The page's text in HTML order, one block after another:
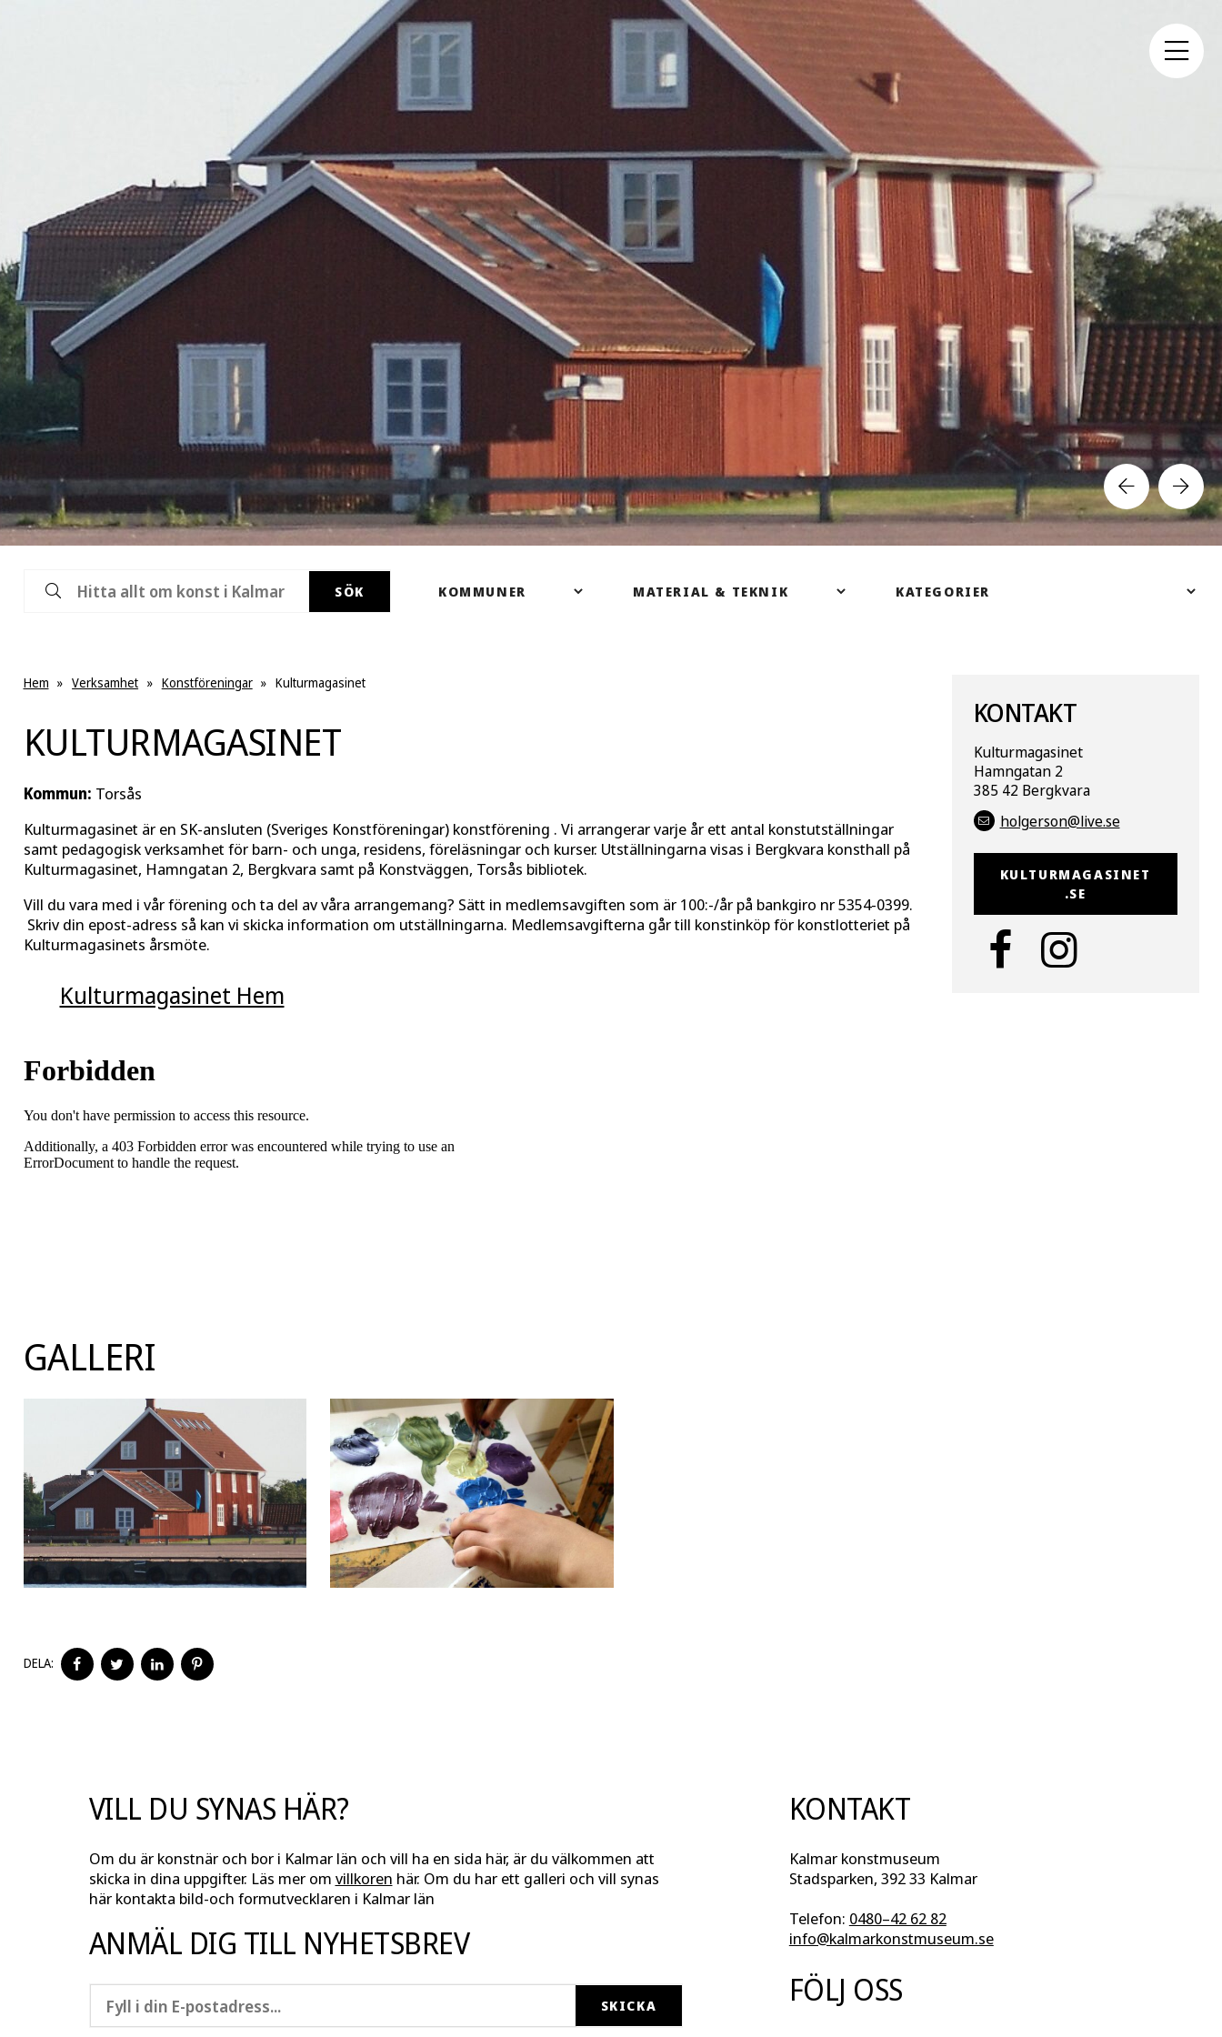
SÖK
Hem » Verksamhet » Konstföreningar » Kulturmagasinet
KULTURMAGASINET
Kommun: Torsås
Kulturmagasinet är en SK-ansluten (Sveriges Konstföreningar) konstförening . Vi arrangerar varje år ett antal konstutställningar
samt pedagogisk verksamhet för barn- och unga, residens, föreläsningar och kurser. Utställningarna visas i Bergkvara konsthall på
Kulturmagasinet, Hamngatan 2, Bergkvara samt på Konstväggen, Torsås bibliotek.
Vill du vara med i vår förening och ta del av våra arrangemang? Sätt in medlemsavgiften som är 100:-/år på bankgiro nr 5354-0399.
Skriv din epost-adress så kan vi skicka information om utställningarna. Medlemsavgifterna går till konstinköp för konstlotteriet på
Kulturmagasinets årsmöte.
Kulturmagasinet Hem
GALLERI
DELA:
DELA
PÅ
DELA
PÅ
DELA
PÅ
DELA
PÅ
KONTAKT
Kulturmagasinet
Hamngatan 2
385 42 Bergkvara
holgerson@live.se
KULTURMAGASINET
.SE
VILL DU SYNAS HÄR?
Om du är konstnär och bor i Kalmar län och vill ha en sida här, är du välkommen att
skicka in dina uppgifter. Läs mer om villkoren här. Om du har ett galleri och vill synas
här kontakta bild-och formutvecklaren i Kalmar län
ANMÄL DIG TILL NYHETSBREV
KONTAKT
Kalmar konstmuseum
Stadsparken, 392 33 Kalmar
Telefon: 0480–42 62 82
info@kalmarkonstmuseum.se
FÖLJ OSS